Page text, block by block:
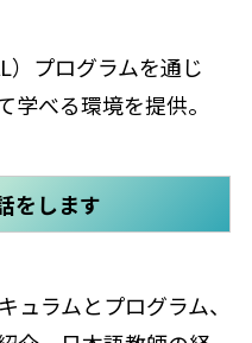
）プログラムを通じ
学べる環境を提供。
をします
ラムとプログラム、